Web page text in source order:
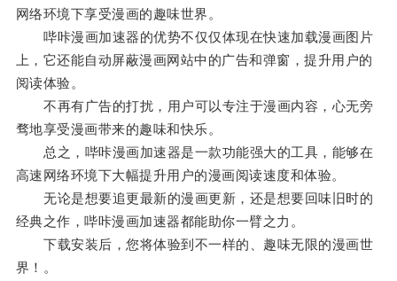
网络环境下享受漫画的趣味世界。
哔咔漫画加速器的优势不仅仅体现在快速加载漫画图片
上，它还能自动屏蔽漫画网站中的广告和弹窗，提升用户的
阅读体验。
不再有广告的打扰，用户可以专注于漫画内容，心无旁
骛地享受漫画带来的趣味和快乐。
总之，哔咔漫画加速器是一款功能强大的工具，能够在
高速网络环境下大幅提升用户的漫画阅读速度和体验。
无论是想要追更最新的漫画更新，还是想要回味旧时的
经典之作，哔咔漫画加速器都能助你一臂之力。
下载安装后，您将体验到不一样的、趣味无限的漫画世
界！。